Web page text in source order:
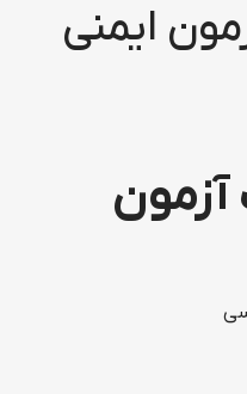
ایمنی
آزمون